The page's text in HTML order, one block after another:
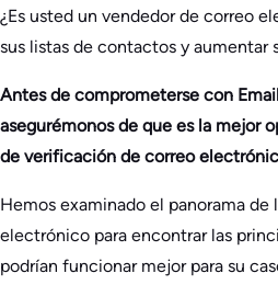
¿Es usted un vendedor de correo
sus listas de contactos y aumentar
Antes de comprometerse con
asegurémonos de que es la mejor
de verificación de correo
Hemos examinado el panorama
electrónico para encontrar las
podrían funcionar mejor para su